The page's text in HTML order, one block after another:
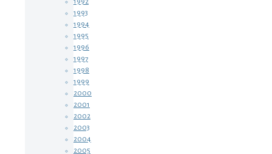
1993
1994
1995
1996
1997
1998
1999
2000
2001
2002
2003
2004
2005